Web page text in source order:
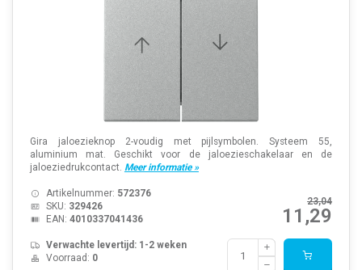
Gira jaloezieknop 2-voudig met pijlsymbolen. Systeem 55,
aluminium mat. Geschikt voor de jaloezieschakelaar en de
jaloeziedrukcontact. Meer informatie »
23,04
11,29
Artikelnummer: 572376
SKU: 329426
EAN: 4010337041436
Verwachte levertijd: 1-2 weken
Voorraad: 0